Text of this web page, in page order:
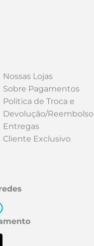
Nossas Lojas
Sobre Pagamentos
Politica de Troca e
Devolução/Reembolso
Entregas
Cliente Exclusivo